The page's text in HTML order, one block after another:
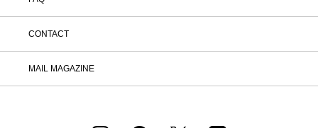
CONTACT
MAIL MAGAZINE